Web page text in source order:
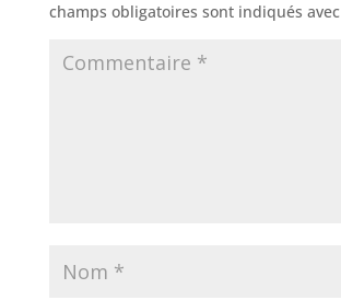
champs obligatoires sont indiqués avec